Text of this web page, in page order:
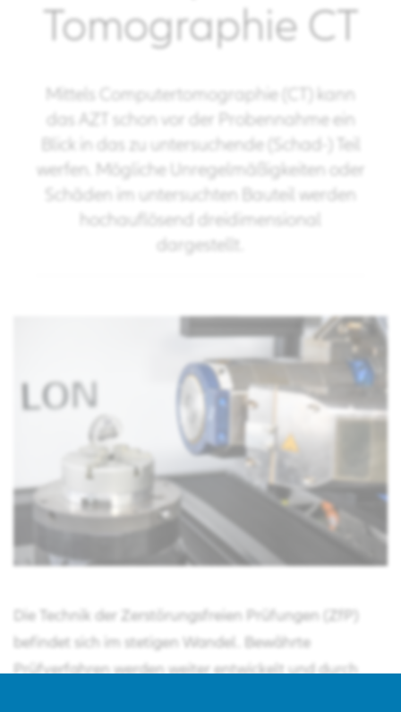
Tomographie CT
Mittels Computertomographie (CT) kann
das AZT schon vor der Probennahme ein
Blick in das zu untersuchende (Schad-) Teil
werfen. Mögliche Unregelmäßigkeiten oder
Schäden im untersuchten Bauteil werden
hochauflösend dreidimensional
dargestellt.
Die Technik der Zerstörungsfreien Prüfungen (ZfP)
befindet sich im stetigen Wandel. Bewährte
Prüfverfahren werden weiter entwickelt und durch